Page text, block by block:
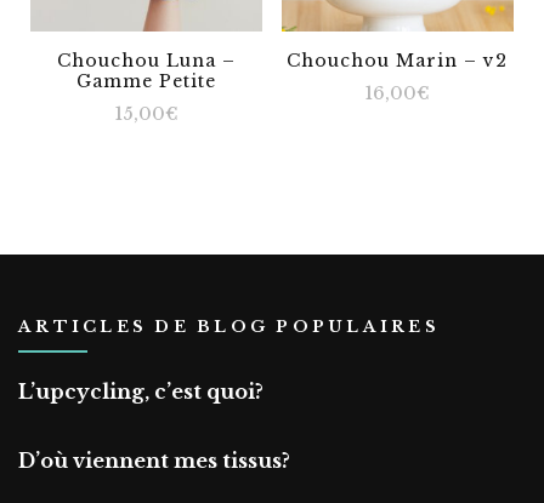
Chouchou Luna –
Gamme Petite
15,00€
Chouchou Marin – v2
16,00€
ARTICLES DE BLOG POPULAIRES
L’upcycling, c’est quoi?
D’où viennent mes tissus?